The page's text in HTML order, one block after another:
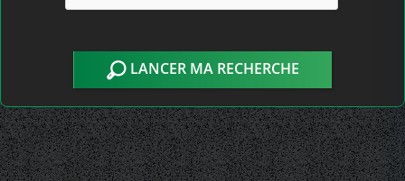
LANCER MA RECHERCHE